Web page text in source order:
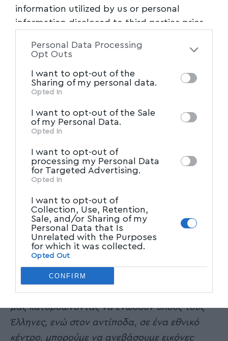
information utilized by us or personal
information disclosed to third parties prior
of the further disclosure of your personal
of downstream participants. This
information may also be disclosed by us to
Participantsthat may further disclose it to
other third parties.
Personal Data Processing
Opt Outs
I want to opt-out of the
Sharing of my personal data.
Opted In
I want to opt-out of the Sale
of my Personal Data.
Opted In
I want to opt-out of
processing my Personal Data
for Targeted Advertising.
Opted In
I want to opt-out of
Collection, Use, Retention,
Sale, and/or Sharing of my
Personal Data that Is
Unrelated with the Purposes
for which it was collected.
Opted Out
CONFIRM
Την εκδήλωση έκλεισε ο Σεβασμιώτατος
είμαστε παράξενο σώμα. Πολλές φορές αρκεί
μία απλή αλήθεια, μία αυθεντική έκφραση
μνήμης, για να αφυπνίσει το λαό μας. Γι’ αυτό
και συγκινούμαι ιδιαίτερα από τη σημερινή
εκδήλωση. Η νέα γενιά —νέοι, μέσης ηλικίας
και ηλικιωμένοι— εγκαταλείπουν τα εφήμερα
όταν τους δίνουμε ελπίδα. Αυτό απέδειξε η
αποδοχή του έργου του Αγίου Παισίου αλλά
και ενός τραγουδιού σε ένα διεθνή διαγωνισμό
τα οποία τιμούν την πίστη και την παράδοση
μας κατορθώνοντας να ενώσουν όλους τους
Έλληνες, ενώ στον αντίποδα, σε ένα εθνικό
κέντρο, μπορούμε να ανεβάσουμε εικόνες